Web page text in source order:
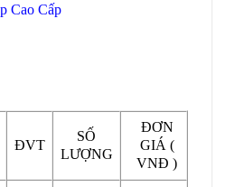
Cao Cấp
ĐVT
SỐ
LƯỢNG
ĐƠN
GIÁ (
VNĐ )